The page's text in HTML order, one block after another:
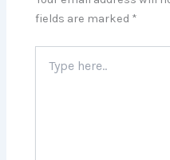
fields are marked *
here..